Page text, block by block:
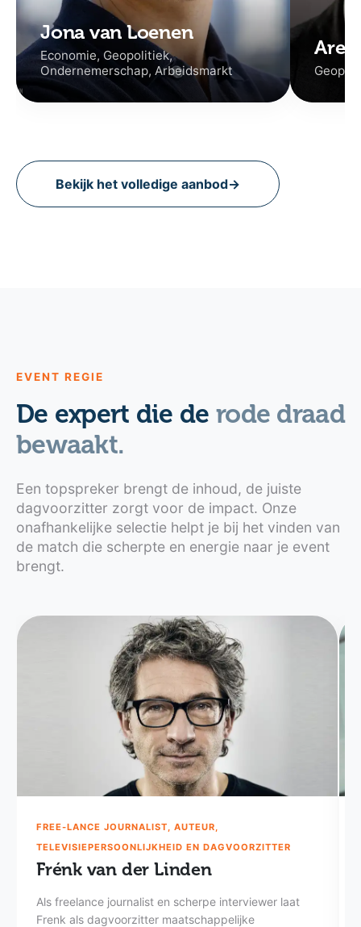
Jona van Loenen
Economie, Geopolitiek,
Ondernemerschap, Arbeidsmarkt
Bekijk het volledige aanbod→
EVENT REGIE
De expert die de rode draad
bewaakt.
Een topspreker brengt de inhoud, de juiste
dagvoorzitter zorgt voor de impact. Onze
onafhankelijke selectie helpt je bij het vinden van
de match die scherpte en energie naar je event
brengt.
FREE-LANCE JOURNALIST, AUTEUR,
TELEVISIEPERSOONLIJKHEID EN DAGVOORZITTER
Frénk van der Linden
Als freelance journalist en scherpe interviewer laat
Frenk als dagvoorzitter maatschappelijke